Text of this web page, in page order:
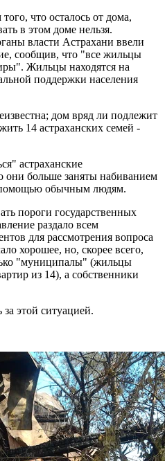
что осталось от дома,
в этом доме нельзя.
власти Астрахани ввели
сообщив, что "все жильцы
Жильцы находятся на
поддержки населения
дом вряд ли подлежит
14 астраханских семей -
астраханские
больше заняты набиванием
обычным людям.
пороги государственных
раздало всем
для рассмотрения вопроса
хорошее, но, скорее всего,
"муниципалы" (жильцы
из 14), а собственники
этой ситуацией.